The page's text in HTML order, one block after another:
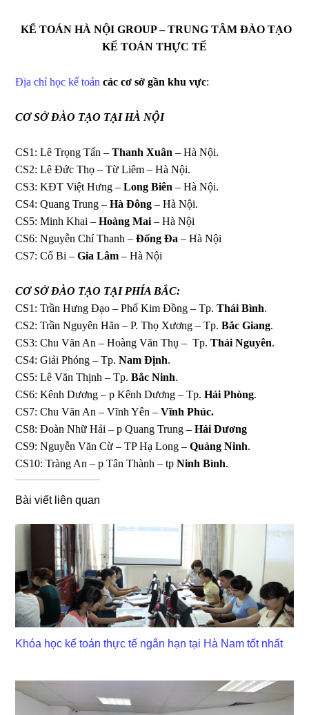
KẾ TOÁN HÀ NỘI GROUP – TRUNG TÂM ĐÀO TẠO
KẾ TOÁN THỰC TẾ
Địa chỉ học kế toán các cơ sở gần khu vực:
CƠ SỞ ĐÀO TẠO TẠI HÀ NỘI
CS1: Lê Trọng Tấn –Thanh Xuân – Hà Nội.
CS2: Lê Đức Thọ – Từ Liêm – Hà Nội.
CS3: KĐT Việt Hưng –Long Biên – Hà Nội.
CS4: Quang Trung –Hà Đông – Hà Nội.
CS5: Minh Khai –Hoàng Mai – Hà Nội
CS6: Nguyễn Chí Thanh –Đống Đa – Hà Nội
CS7: Cổ Bi –Gia Lâm – Hà Nội
CƠ SỞ ĐÀO TẠO TẠI PHÍA BẮC:
CS1: Trần Hưng Đạo – Phố Kim Đồng – Tp.Thái Bình.
CS2: Trần Nguyên Hãn – P. Thọ Xương – Tp.Bắc Giang.
CS3: Chu Văn An – Hoàng Văn Thụ – Tp.Thái Nguyên.
CS4: Giải Phóng – Tp.Nam Định.
CS5: Lê Văn Thịnh – Tp.Bắc Ninh.
CS6: Kênh Dương – p Kênh Dương – Tp.Hải Phòng.
CS7: Chu Văn An – Vĩnh Yên –Vĩnh Phúc.
CS8: Đoàn Nhữ Hải – p Quang Trung– Hải Dương
CS9: Nguyễn Văn Cừ – TP Hạ Long –Quảng Ninh.
CS10: Tràng An – p Tân Thành – tpNinh Bình.
Bài viết liên quan
Khóa học kế toán thực tế ngắn hạn tại Hà Nam tốt nhất